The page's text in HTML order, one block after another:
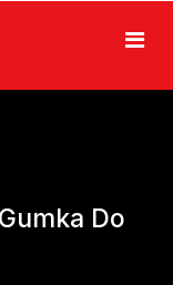
Do